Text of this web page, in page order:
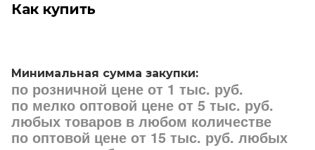
Как купить
Минимальная сумма закупки:
по розничной цене от 1 тыс. руб.
по мелко оптовой цене от 5 тыс. руб.
любых товаров в любом количестве
по оптовой цене от 15 тыс. руб. любых